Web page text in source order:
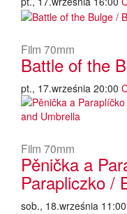
Film 70mm
Battle of the
pt., 17.września 20:00
Film 70mm
Pěnička a
Parapliczko /
sob., 18.września 11:00